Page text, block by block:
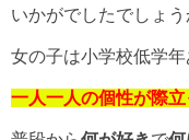
いかがでしたでしょう
女の子は小学校低学
一人一人の個性が際立